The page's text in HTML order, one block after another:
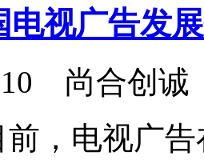
电视广告发
10 尚合创诚
，电视广